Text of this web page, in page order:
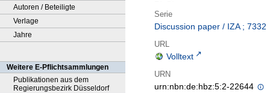
Autoren / Beteiligte
Verlage
Jahre
Weitere E-Pflichtsammlungen
Publikationen aus dem
Regierungsbezirk Düsseldorf
Serie
Discussion paper / IZA ; 7332
URL
Volltext
URN
urn:nbn:de:hbz:5:2-22644